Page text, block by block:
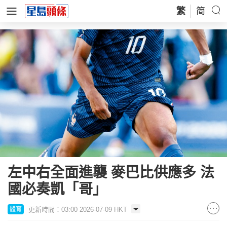
繁 简
左中右全面進襲 麥巴比供應多 法
國必奏凱「哥」
體育 更新時間：03:00 2026-07-09 HKT